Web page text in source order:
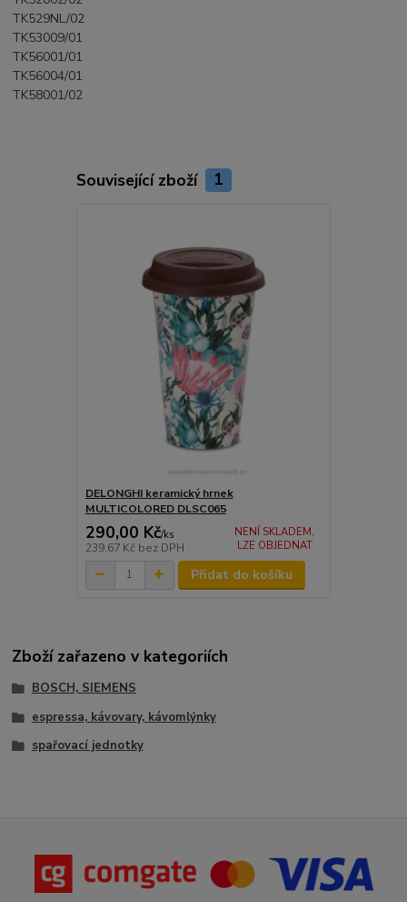
TK529NL/02
TK53009/01
TK56001/01
TK56004/01
TK58001/02
Související zboží 1
DELONGHI keramický hrnek
MULTICOLORED DLSC065
290,00 Kč/ks
239,67 Kč bez DPH
NENÍ SKLADEM,
LZE OBJEDNAT
Přidat do košíku
Zboží zařazeno v kategoriích
BOSCH, SIEMENS
espressa, kávovary, kávomlýnky
spařovací jednotky